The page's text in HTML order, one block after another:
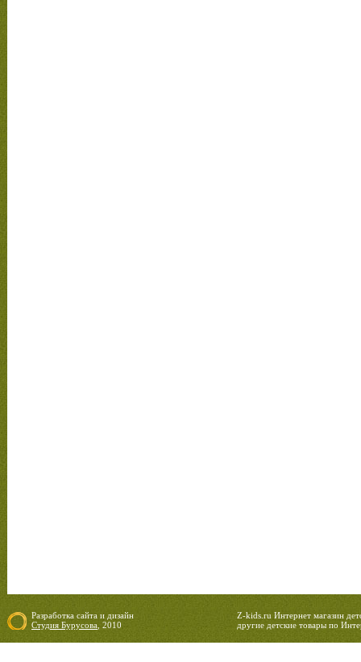
Разработка сайта и дизайн
Студия Бурусова , 2010
Z-kids.ru Интернет магазин
другие детские товары по